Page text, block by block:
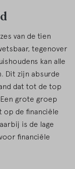
van de tien
tegenover
kan alle
Dit zijn absurde
dat tot de top
grote groep
op de financiële
is de lage
financiële